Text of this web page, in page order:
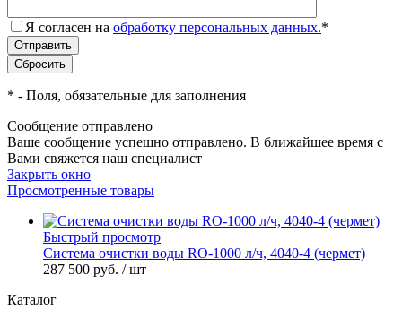
Я согласен на обработку персональных данных.*
* - Поля, обязательные для заполнения
Сообщение отправлено
Ваше сообщение успешно отправлено. В ближайшее время с
Вами свяжется наш специалист
Закрыть окно
Просмотренные товары
Быстрый просмотр
Система очистки воды RO-1000 л/ч, 4040-4 (чермет)
287 500 руб. / шт
Каталог